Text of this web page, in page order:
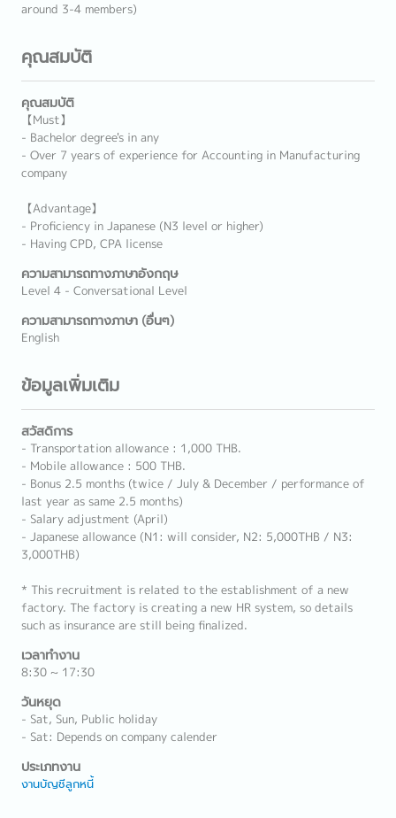
around 3-4 members)
คุณสมบัติ
คุณสมบัติ
【Must】
- Bachelor degree's in any
- Over 7 years of experience for Accounting in Manufacturing
company
【Advantage】
- Proficiency in Japanese (N3 level or higher)
- Having CPD, CPA license
ความสามารถทางภาษาอังกฤษ
Level 4 - Conversational Level
ความสามารถทางภาษา (อื่นๆ)
English
ข้อมูลเพิ่มเติม
สวัสดิการ
- Transportation allowance : 1,000 THB.
- Mobile allowance : 500 THB.
- Bonus 2.5 months (twice / July & December / performance of
last year as same 2.5 months)
- Salary adjustment (April)
- Japanese allowance (N1: will consider, N2: 5,000THB / N3:
3,000THB)
* This recruitment is related to the establishment of a new
factory. The factory is creating a new HR system, so details
such as insurance are still being finalized.
เวลาทำงาน
8:30 ~ 17:30
วันหยุด
- Sat, Sun, Public holiday
- Sat: Depends on company calender
ประเภทงาน
งานบัญชีลูกหนี้